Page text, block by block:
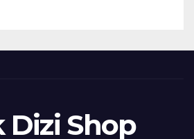
Dizi Shop